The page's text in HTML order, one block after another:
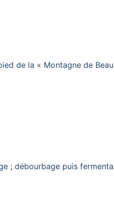
de la « Montagne de
; débourbage puis